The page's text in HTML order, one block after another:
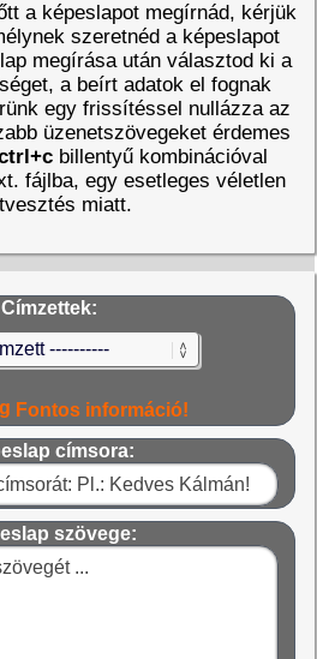
a képeslapot megírnád, kérjük
szeretnéd a képeslapot
megírása után választod ki a
a beírt adatok el fognak
egy frissítéssel nullázza az
üzenetszövegeket érdemes
billentyű kombinációval
fájlba, egy esetleges véletlen
miatt.
Címzettek:
Fontos információ!
címsora:
szövege: